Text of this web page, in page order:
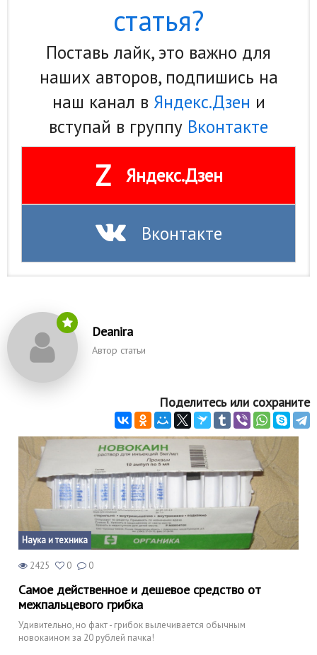
Юриспруденция
Природа
Образование
Наука и технологии
статья?
Поставь лайк, это важно для
наших авторов, подпишись на
наш канал в Яндекс.Дзен и
вступай в группу Вконтакте
Z Яндекс.Дзен
Вконтакте
Deanira
Автор статьи
Поделитесь или сохраните
Наука и техника
2425 0 0
Самое действенное и дешевое средство от
межпальцевого грибка
Удивительно, но факт - грибок вылечивается обычным
новокаином за 20 рублей пачка!